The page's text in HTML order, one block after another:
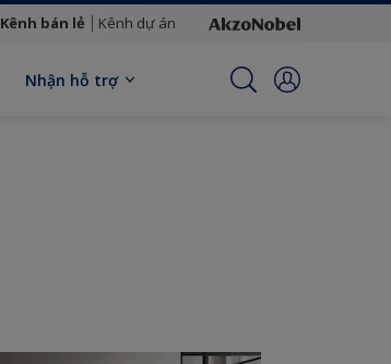
Kênh bán lẻ Kênh dự án
Nhận hỗ trợ